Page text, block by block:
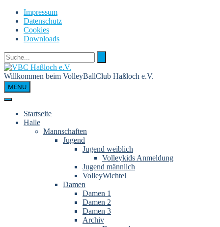
Skip
content
Impressum
Datenschutz
Cookies
Downloads
Willkommen beim VolleyBallClub Haßloch e.V.
MENÜ
Startseite
Halle
Mannschaften
Jugend
Jugend weiblich
Volleykids Anmeldung
Jugend männlich
VolleyWichtel
Damen
Damen 1
Damen 2
Damen 3
Archiv